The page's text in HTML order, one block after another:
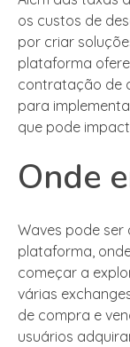
os custos de
por criar
plataforma
contratação de
para
que pode
Onde
Waves pode
plataforma,
começar a
várias
de compra e
usuários